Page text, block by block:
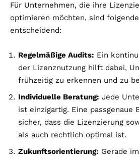
Für Unternehmen, die ihre
optimieren möchten, sind folgende
entscheidend:
Regelmäßige Audits: Ein
der Lizenznutzung hilft dabei,
frühzeitig zu erkennen und zu
Individuelle Beratung: Jede
ist einzigartig. Eine passgenaue
sicher, dass die Lizenzierung
als auch rechtlich optimal ist.
Zukunftsorientierung: Gerade